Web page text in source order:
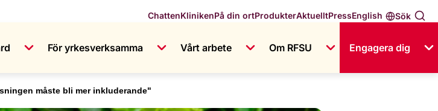
Sök
English
ChattenKlinikenPå din ortProdukterAktuelltPress
För yrkesverksamma Vårt arbete Om RFSU Engagera dig
måste bli mer inkluderande"